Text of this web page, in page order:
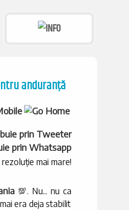
anduranţă
💯. Nu... nu ca
era deja stabilit